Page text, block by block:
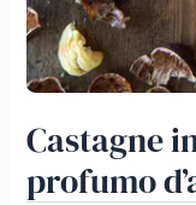
Castagne
profumo